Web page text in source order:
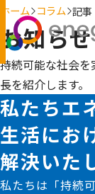
ホーム コラム 記事
お知ら
持続可能な社会
長を紹介します。
私たちエ
生活にお
解決いた
私たちは「持続